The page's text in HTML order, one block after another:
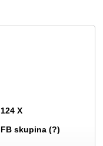
124 X
FB skupina (?)